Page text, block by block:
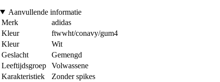
Aanvullende informatie
Merk
adidas
Kleur
ftwwht/conavy/gum4
Kleur
Wit
Geslacht
Gemengd
Leeftijdsgroep
Volwassene
Karakteristiek
Zonder spikes